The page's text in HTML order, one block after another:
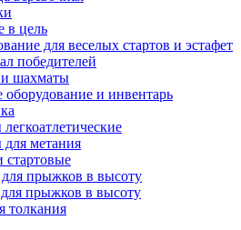
в цель
для веселых стартов и эстафет
победителей
шахматы
оборудование и инвентарь
для метания
стартовые
прыжков в высоту
прыжков в высоту
толкания